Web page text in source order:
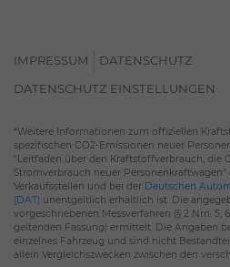
IMPRESSUM
DATENSCHUTZ
DATENSCHUTZ EINSTELLUNGEN
*Weitere Informationen zum offiziellen
spezifischen CO2-Emissionen neuer
"Leitfaden über den Kraftstoffverbrauch, die
Stromverbrauch neuer
Verkaufsstellen und bei der Deutschen
(DAT) unentgeltlich erhältlich ist. Die
vorgeschriebenen Messverfahren (§ 2 Nrn. 5,
geltenden Fassung) ermittelt. Die Angaben
einzelnes Fahrzeug und sind nicht
allein Vergleichszwecken zwischen den